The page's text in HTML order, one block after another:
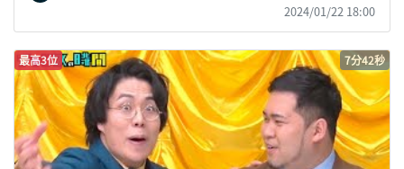
2024/01/22 18:00
最高3位 7分42秒